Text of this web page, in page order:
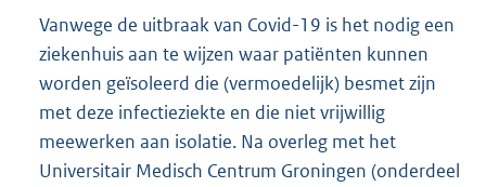
Vanwege de uitbraak van Covid-19 is het nodig een
ziekenhuis aan te wijzen waar patiënten kunnen
worden geïsoleerd die (vermoedelijk) besmet zijn
met deze infectieziekte en die niet vrijwillig
meewerken aan isolatie. Na overleg met het
Universitair Medisch Centrum Groningen (onderdeel